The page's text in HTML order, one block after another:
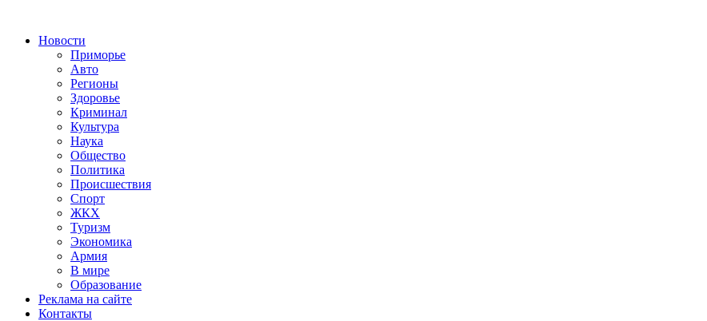
Новости
Приморье
Авто
Регионы
Здоровье
Криминал
Культура
Наука
Общество
Политика
Происшествия
Спорт
ЖКХ
Туризм
Экономика
Армия
В мире
Образование
Реклама на сайте
Контакты